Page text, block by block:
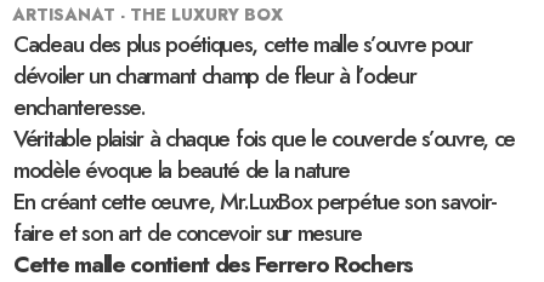
ARTISANAT - THE LUXURY BOX
Cadeau des plus poétiques, cette malle s’ouvre pour
dévoiler un charmant champ de fleur à l’odeur
enchanteresse.
Véritable plaisir à chaque fois que le couvercle s’ouvre, ce
modèle évoque la beauté de la nature
En créant cette œuvre, Mr.LuxBox perpétue son savoir-
faire et son art de concevoir sur mesure
Cette malle contient des Ferrero Rochers